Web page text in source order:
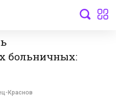
больничных:
Краснов